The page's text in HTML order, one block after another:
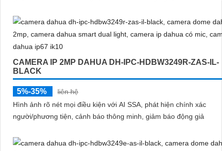
CAMERA IP 2MP DAHUA DH-IPC-HDBW3249R-ZAS-IL-
BLACK
5%-35%
liên hệ
Hình ảnh rõ nét mọi điều kiện với AI SSA, phát hiện chính xác
người/phương tiện, cảnh báo thông minh, giảm báo động giả